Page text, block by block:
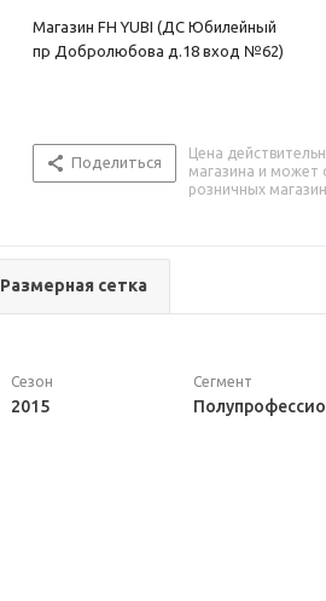
Магазин FH YUBI (ДС Юбилейный
пр Добролюбова д.18 вход №62)
Поделиться
Цена
магазина и может
розничных
Размерная сетка
Сезон
2015
Сегмент